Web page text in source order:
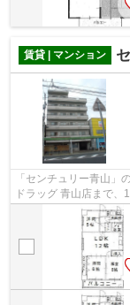
賃貸 | マンション
「センチュリー青山」
ドラッグ 青山店まで、
乾きます。電車移動の